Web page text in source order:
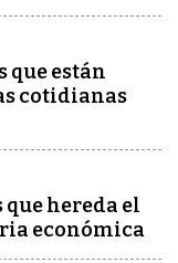
que están
cotidianas
que hereda el
económica